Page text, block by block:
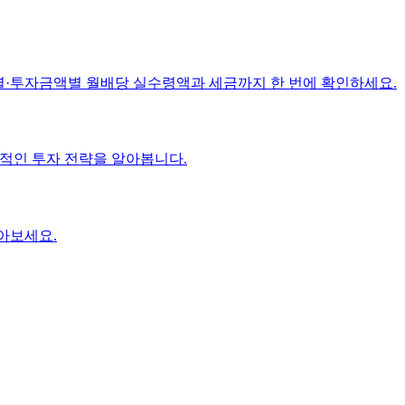
투자금액별 월배당 실수령액과 세금까지 한 번에 확인하세요.
인 투자 전략을 알아봅니다.
보세요.